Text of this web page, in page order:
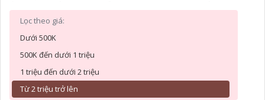
Lọc theo giá:
Dưới 500K
500K đến dưới 1 triệu
1 triệu đến dưới 2 triệu
Từ 2 triệu trở lên